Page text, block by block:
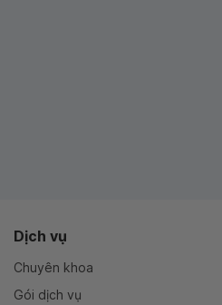
Dịch vụ
Chuyên khoa
Gói dịch vụ